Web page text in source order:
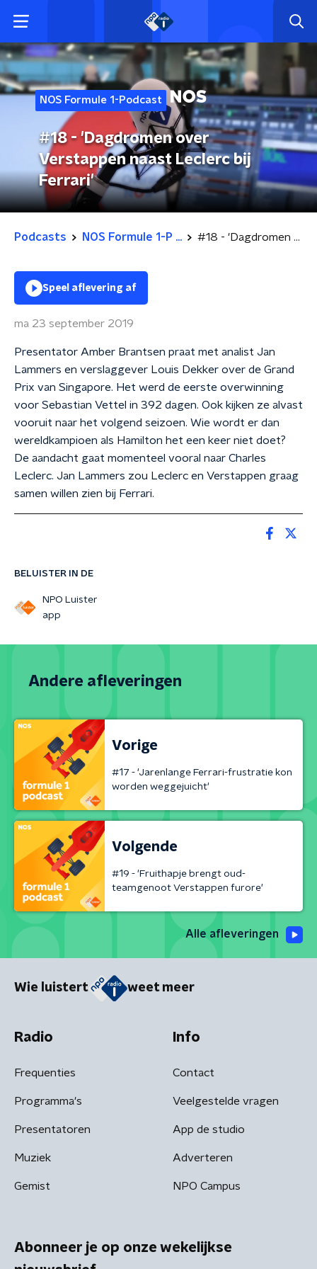
NOS Formule 1-Podcast
#18 - 'Dagdromen over
Verstappen naast Leclerc bij
Ferrari'
Podcasts NOS Formule 1-P ... #18 - 'Dagdromen over Verstappen naast Leclerc bij Ferrari'
BELUISTER IN DE
NPO Luister
app
Speel aflevering af
ma 23 september 2019
Presentator Amber Brantsen praat met analist Jan
Lammers en verslaggever Louis Dekker over de Grand
Prix van Singapore. Het werd de eerste overwinning
voor Sebastian Vettel in 392 dagen. Ook kijken ze alvast
vooruit naar het volgend seizoen. Wie wordt er dan
wereldkampioen als Hamilton het een keer niet doet?
De aandacht gaat momenteel vooral naar Charles
Leclerc. Jan Lammers zou Leclerc en Verstappen graag
samen willen zien bij Ferrari.
Andere afleveringen
Vorige
#17 - 'Jarenlange Ferrari-frustratie kon
worden weggejuicht'
Volgende
#19 - 'Fruithapje brengt oud-
teamgenoot Verstappen furore'
Alle afleveringen
Wie luistert weet meer
Radio
Frequenties
Programma's
Presentatoren
Muziek
Gemist
Info
Contact
Veelgestelde vragen
App de studio
Adverteren
NPO Campus
Abonneer je op onze wekelijkse